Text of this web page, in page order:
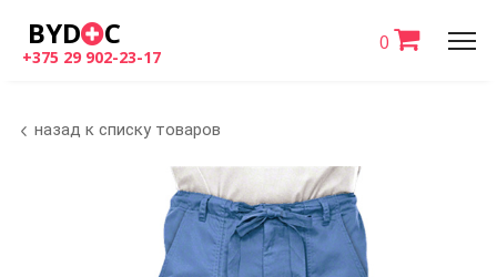
0
BYD C
+375 29 902-23-17
назад к списку товаров